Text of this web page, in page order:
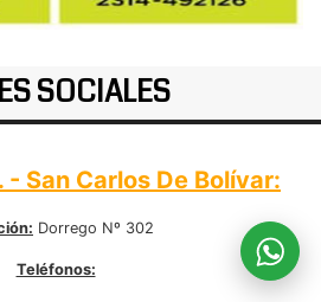
SOCIALES
- San Carlos De Bolívar:
Dorrego Nº 302
Teléfonos: